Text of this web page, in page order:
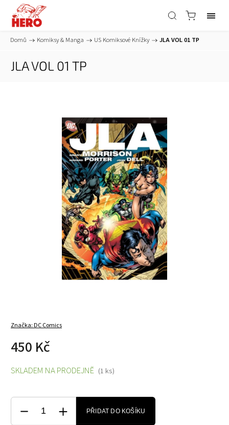
Domů / Komiksy & Manga / US Komiksové Knížky / JLA VOL 01 TP
JLA VOL 01 TP
Značka:DC Comics
450 Kč
SKLADEM NA PRODEJNĚ (1 ks)
PŘIDAT DO KOŠÍKU